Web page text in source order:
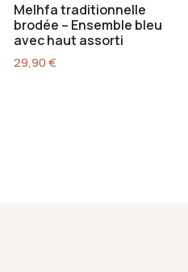
Melhfa traditionnelle
brodée – Ensemble bleu
avec haut assorti
29,90€